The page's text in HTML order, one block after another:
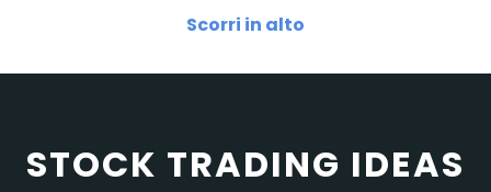
Scorri in alto
STOCK TRADING IDEAS